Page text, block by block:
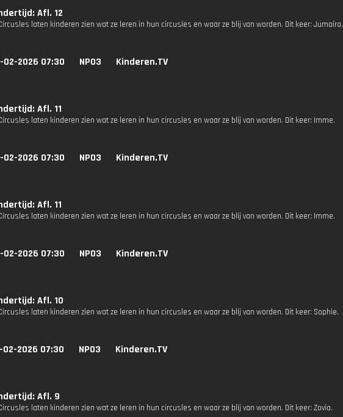
Afl. 12
laten kinderen zien wat ze leren in hun circusles en waar ze blij van worden. Dit keer: Jumaira.
02-2026 07:30 NPO3 Kinderen.TV
Afl. 11
laten kinderen zien wat ze leren in hun circusles en waar ze blij van worden. Dit keer: Imme.
02-2026 07:30 NPO3 Kinderen.TV
Afl. 11
laten kinderen zien wat ze leren in hun circusles en waar ze blij van worden. Dit keer: Imme.
02-2026 07:30 NPO3 Kinderen.TV
Afl. 10
laten kinderen zien wat ze leren in hun circusles en waar ze blij van worden. Dit keer: Sophie.
02-2026 07:30 NPO3 Kinderen.TV
Afl. 9
laten kinderen zien wat ze leren in hun circusles en waar ze blij van worden. Dit keer: Zovia.